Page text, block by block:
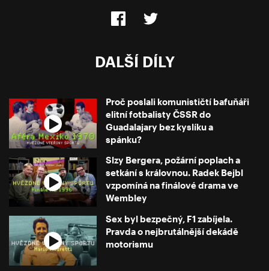
DALŠÍ DÍLY
Proč poslali komunističtí bafuňáři
elitní fotbalisty ČSSR do
Guadalajary bez kyslíku a
spánku?
Slzy Bergera, požární poplach a
setkání s královnou. Radek Bejbl
vzpomíná na finálové drama ve
Wembley
Sex byl bezpečný, F1 zabíjela.
Pravda o nejbrutálnější dekádě
motorismu